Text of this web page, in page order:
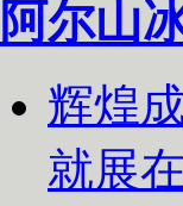
阿尔山
辉煌
就展